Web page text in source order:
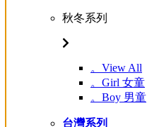
秋冬系列
。View All
。Girl 女童
。Boy 男童
台灣系列